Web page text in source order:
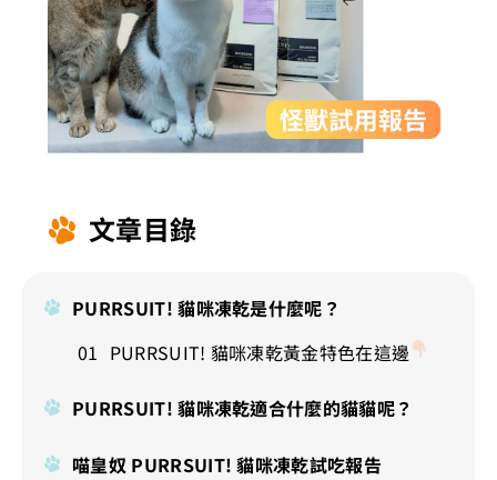
文章目錄
PURRSUIT! 貓咪凍乾是什麼呢？
PURRSUIT! 貓咪凍乾黃金特色在這邊
PURRSUIT! 貓咪凍乾適合什麼的貓貓呢？
喵皇奴 PURRSUIT! 貓咪凍乾試吃報告